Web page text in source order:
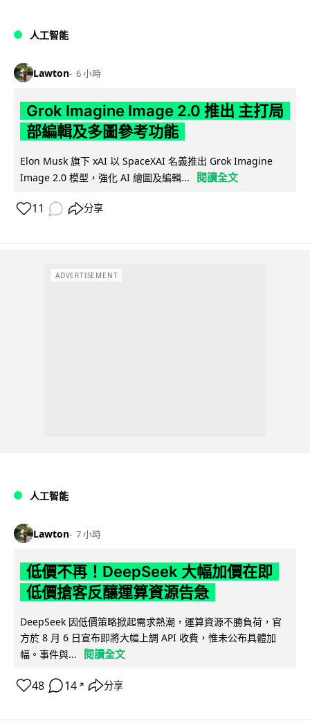
人工智能
Lawton 6 小時
Grok Imagine Image 2.0 推出 主打局
部編輯及多圖參考功能
Elon Musk 旗下 xAI 以 SpaceXAI 名義推出 Grok Imagine
Image 2.0 模型，強化 AI 繪圖及編輯...
閱讀全文
11 分享
ADVERTISEMENT
人工智能
Lawton 7 小時
低價不再！DeepSeek 大幅加價在即
低價搶客反釀運算資源告急
DeepSeek 因低價策略掀起需求熱潮，運算資源不勝負荷，官
方於 8 月 6 日宣布即將大幅上調 API 收費，惟未公布具體加
幅。事件與...
閱讀全文
48 14 ↗ 分享